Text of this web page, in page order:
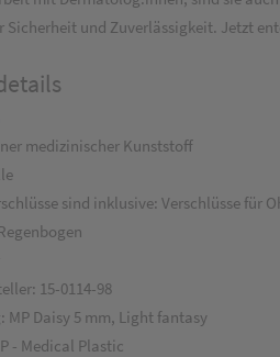
Sicherheit und Zuverlässigkeit. Jetzt
medizinischer Kunststoff
sind inklusive: Verschlüsse für
15-0114-98
MP Daisy 5 mm, Light fantasy
- Medical Plastic